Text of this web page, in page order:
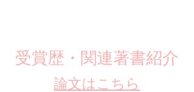
​受賞歴・関連著書紹介
​論文はこちら